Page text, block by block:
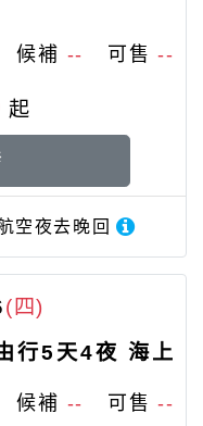
候補 -- 可售--
空夜去晚回
起
(四)
行5天4夜 海上
候補 -- 可售--